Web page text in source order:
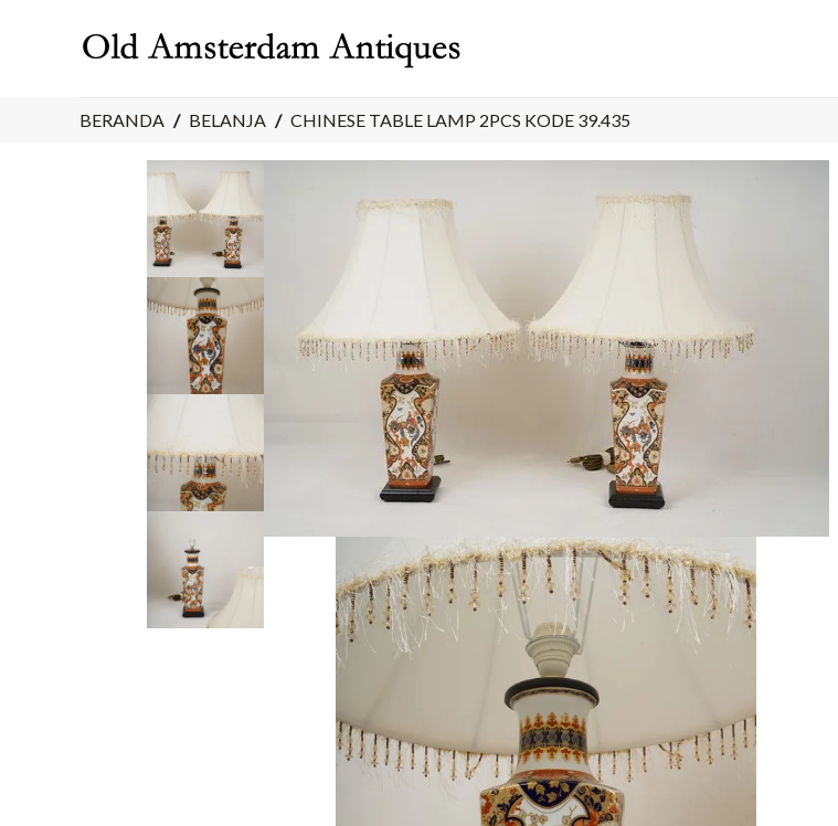
BERANDA / BELANJA / CHINESE TABLE LAMP 2PCS KODE 39.435